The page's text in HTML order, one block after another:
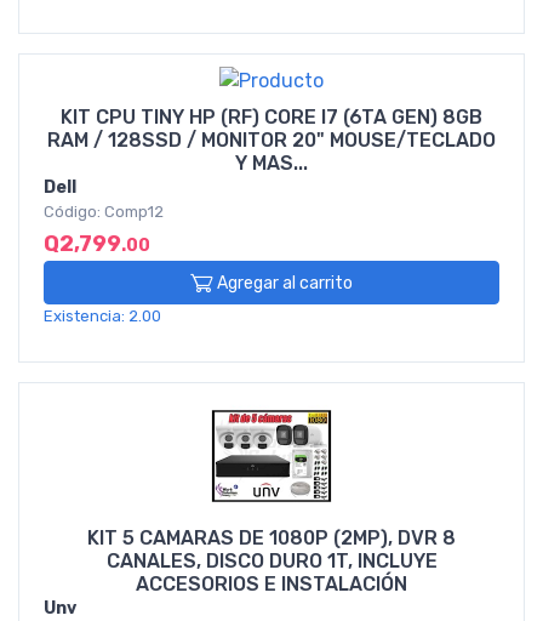
KIT CPU TINY HP (RF) CORE I7 (6TA GEN) 8GB
RAM / 128SSD / MONITOR 20" MOUSE/TECLADO
Y MAS...
Dell
Código: Comp12
Q2,799.00
Agregar al carrito
Existencia: 2.00
KIT 5 CAMARAS DE 1080P (2MP), DVR 8
CANALES, DISCO DURO 1T, INCLUYE
ACCESORIOS E INSTALACIÓN
Unv